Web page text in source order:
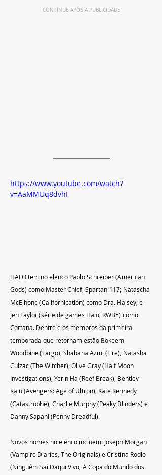
CONTINUE APÓS A PUBLICIDADE
https://www.youtube.com/watch?
v=AaMMUq8dvhI
HALO tem no elenco Pablo Schreiber (American
Gods) como Master Chief, Spartan-117; Natascha
McElhone (Californication) como Dra. Halsey; e
Jen Taylor (série de games Halo, RWBY) como
Cortana. Dentre e os membros da primeira
temporada que retornam estão Bokeem
Woodbine (Fargo), Shabana Azmi (Fire), Natasha
Culzac (The Witcher), Olive Gray (Half Moon
Investigations), Yerin Ha (Reef Break), Bentley
Kalu (Avengers: Age of Ultron), Kate Kennedy
(Catastrophe), Charlie Murphy (Peaky Blinders) e
Danny Sapani (Penny Dreadful).
Novos nomes no elenco incluem: Joseph Morgan
(Vampire Diaries, The Originals) e Cristina Rodlo
(Ninguém Sai Daqui Vivo, A Copa do Mundo dos